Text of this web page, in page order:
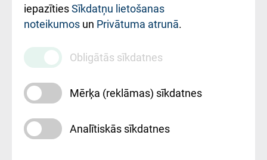
iestādes kods
010000234
Maksas
pakalpojumu
cenrādis
iepazītiesSīkdatņu lietošanas
noteikumos un Privātuma atrunā.
Obligātās sīkdatnes
Mērķa (reklāmas) sīkdatnes
Analītiskās sīkdatnes